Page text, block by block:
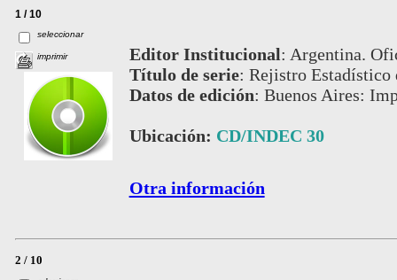
1 / 10
seleccionar
imprimir Editor Institucional: Argentina.
Título de serie: Rejistro Estadístico
Datos de edición: Buenos Aires:
Ubicación: CD/INDEC 30
Otra información
2 / 10